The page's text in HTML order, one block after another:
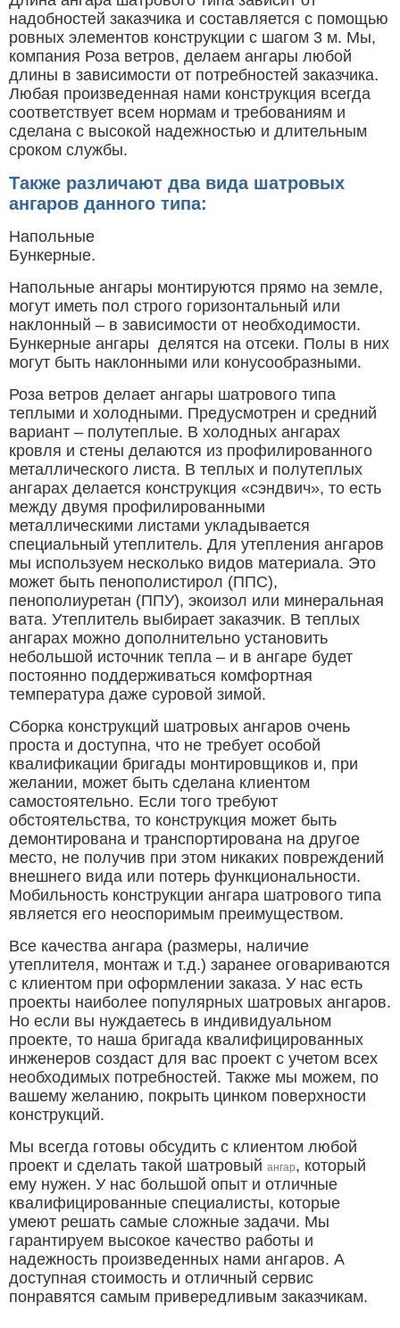
надобностей заказчика и составляется с помощью
ровных элементов конструкции с шагом 3 м. Мы,
компания Роза ветров, делаем ангары любой
длины в зависимости от потребностей заказчика.
Любая произведенная нами конструкция всегда
соответствует всем нормам и требованиям и
сделана с высокой надежностью и длительным
сроком службы.
Также различают два вида шатровых
ангаров данного типа:
Напольные
Бункерные.
Напольные ангары монтируются прямо на земле,
могут иметь пол строго горизонтальный или
наклонный – в зависимости от необходимости.
Бункерные ангары делятся на отсеки. Полы в них
могут быть наклонными или конусообразными.
Роза ветров делает ангары шатрового типа
теплыми и холодными. Предусмотрен и средний
вариант – полутеплые. В холодных ангарах
кровля и стены делаются из профилированного
металлического листа. В теплых и полутеплых
ангарах делается конструкция «сэндвич», то есть
между двумя профилированными
металлическими листами укладывается
специальный утеплитель. Для утепления ангаров
мы используем несколько видов материала. Это
может быть пенополистирол (ППС),
пенополиуретан (ППУ), экоизол или минеральная
вата. Утеплитель выбирает заказчик. В теплых
ангарах можно дополнительно установить
небольшой источник тепла – и в ангаре будет
постоянно поддерживаться комфортная
температура даже суровой зимой.
Сборка конструкций шатровых ангаров очень
проста и доступна, что не требует особой
квалификации бригады монтировщиков и, при
желании, может быть сделана клиентом
самостоятельно. Если того требуют
обстоятельства, то конструкция может быть
демонтирована и транспортирована на другое
место, не получив при этом никаких повреждений
внешнего вида или потерь функциональности.
Мобильность конструкции ангара шатрового типа
является его неоспоримым преимуществом.
Все качества ангара (размеры, наличие
утеплителя, монтаж и т.д.) заранее оговариваются
с клиентом при оформлении заказа. У нас есть
проекты наиболее популярных шатровых ангаров.
Но если вы нуждаетесь в индивидуальном
проекте, то наша бригада квалифицированных
инженеров создаст для вас проект с учетом всех
необходимых потребностей. Также мы можем, по
вашему желанию, покрыть цинком поверхности
конструкций.
Мы всегда готовы обсудить с клиентом любой
проект и сделать такой шатровый ангар, который
ему нужен. У нас большой опыт и отличные
квалифицированные специалисты, которые
умеют решать самые сложные задачи. Мы
гарантируем высокое качество работы и
надежность произведенных нами ангаров. А
доступная стоимость и отличный сервис
понравятся самым привередливым заказчикам.